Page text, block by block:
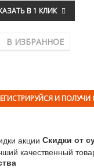
В 1 КЛИК
В ИЗБРАННОЕ
И ПОЛУЧИ
Скидки от